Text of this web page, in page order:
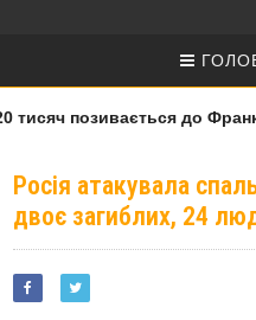
позивається до
Росія атакувала
двоє загиблих, 24